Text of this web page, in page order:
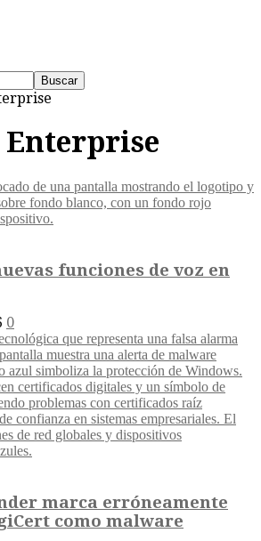
funciones de voz en
0
marca erróneamente
como malware